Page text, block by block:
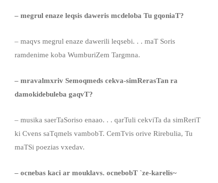
– megrul enaze leqsis daweris mcdeloba Tu gqoniaT?
– maqvs megrul enaze dawerili leqsebi. . . maT Soris
ramdenime koba WumburiZem Targmna.
– mravalmxriv Semoqmeds cekva-simRerasTan ra
damokidebuleba gaqvT?
– musika saerTaSoriso enaao. . . qarTuli cekviTa da simReriT
ki Cvens saTqmels vambobT. CemTvis orive Rirebulia, Tu
maTSi poezias vxedav.
– ocnebas kaci ar mouklavs. ocnebobT `ze-karelis~